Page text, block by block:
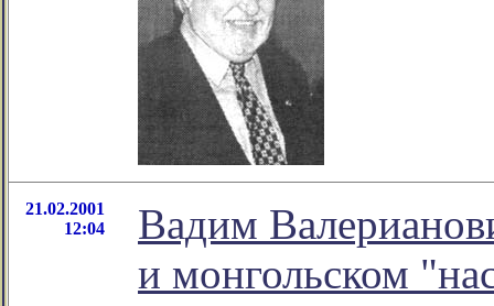
21.02.2001
12:04
Вадим
и монгольском